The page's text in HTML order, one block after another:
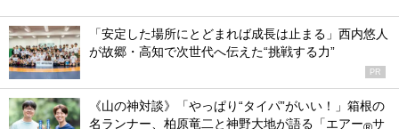
「安定した場所にとどまれば成長は止まる」西内悠人
が故郷・高知で次世代へ伝えた“挑戦する力”
PR
《山の神対談》「やっぱり“タイパ”がいい！」箱根の
名ランナー、柏原竜二と神野大地が語る「エアー
サ